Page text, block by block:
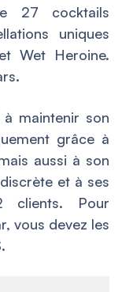
27 cocktails
uniques
Wet Heroine.
maintenir son
grâce à
aussi à son
et à ses
clients. Pour
vous devez les